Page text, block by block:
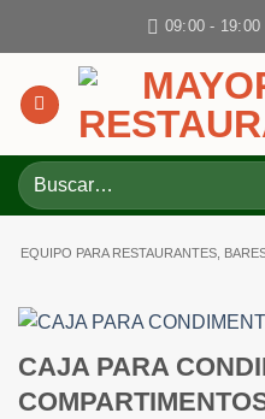
09:00 - 19:00
Buscar
por:
EQUIPO PARA RESTAURANTES,
CAJA PARA